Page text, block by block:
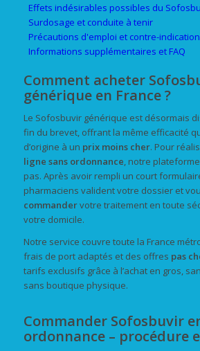
Effets indésirables possibles du
Surdosage et conduite à tenir
Précautions d'emploi et contre-
Informations supplémentaires et FAQ
Comment acheter
générique en France ?
Le Sofosbuvir générique est désormais
fin du brevet, offrant la même efficacité
d’origine à un prix moins cher. Pour
ligne sans ordonnance, notre
pas. Après avoir rempli un court
pharmaciens valident votre dossier et
commandervotre traitement en toute
votre domicile.
Notre service couvre toute la France
frais de port adaptés et des offres pas
tarifs exclusifs grâce à l’achat en gros,
sans boutique physique.
Commander Sofosbuvir
ordonnance – procédure